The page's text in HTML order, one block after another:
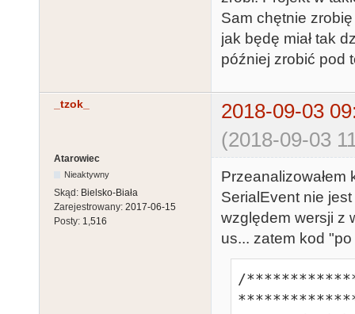
        while(!Wire.available()) {};
        for (byte i = 6; i < 255; i--)
        {
        }
        stDate[5] = (dsDate[0] < 0x80)? dsDate[0] +
0xA0 :
        stDate[4] = dsDate[1] & 0x1F; // MM
        stDate[3] = dsDate[2]; // DD
        stDate[2] = dsDate[4] & 0x3F; // hh
        stDate[1] = dsDate[5]; // mm
        stDate[0] = dsDate[6]; // ss
        inj = 6;
      }
      else if (cmd == 0x1B)
Sam chętnie
jak będę miał tak
później zrobić pod
_tzok_
2018-09-03
(2018-09-03
Atarowiec
Nieaktywny
Skąd: Bielsko-Biała
Zarejestrowany: 2017-06-15
Posty: 1,516
Przeanalizowałem
SerialEvent nie
względem wersji z
us... zatem kod
/